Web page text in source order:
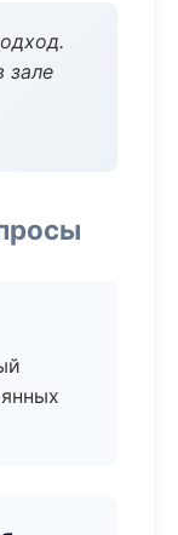
зале